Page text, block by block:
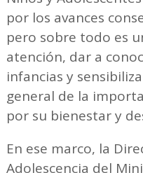
por los avances
pero sobre todo es
atención, dar a
infancias y
general de la
por su bienestar y
En ese marco, la
Adolescencia del